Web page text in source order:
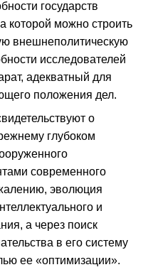
государств
которой можно строить
внешнеполитическую
исследователей
адекватный для
положения дел.
о
глубоком
современного
эволюция
и
а через поиск
в его систему
ее «оптимизации».